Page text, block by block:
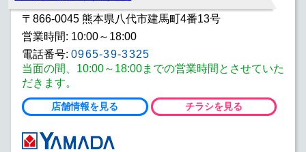
〒866-0045 熊本県八代市建馬町4番13号
営業時間: 10:00～18:00
電話番号: 0965-39-3325
当面の間、10:00～18:00までの営業時間とさせていた
だきます。
店舗情報を見る チラシを見る